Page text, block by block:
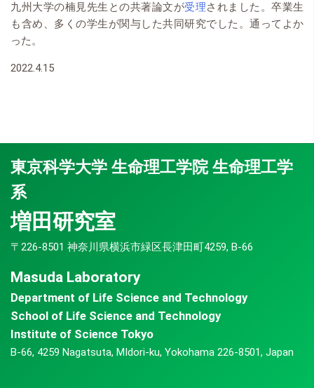
九州大学の楠見先生との共著論文が受理されました。卒業生
も含め、多くの学生が関与した共同研究でした。通ってよか
った。
2022.4.15
東京科学大学 生命理工学院 生命理工学
系
増田研究室
〒226-8501 神奈川県横浜市緑区長津田町4259, B-66
Masuda Laboratory
Department of Life Science and Technology
School of Life Science and Technology
Institute of Science Tokyo
B-66, 4259 Nagatsuta, MIdori-ku, Yokohama 226-8501, Japan